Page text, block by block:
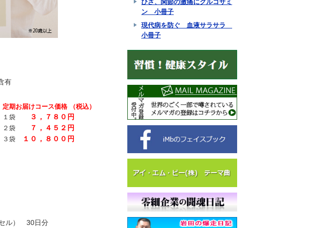
有
定期お届けコース価格 （税込）
１袋
３，７８０円
２袋 ７，４５２円
３袋 １０，８００円
ル） 30日分
ひざ、関節の激痛にグルコサミ
ン 小冊子
現代病を防ぐ 血液サラサラ
小冊子